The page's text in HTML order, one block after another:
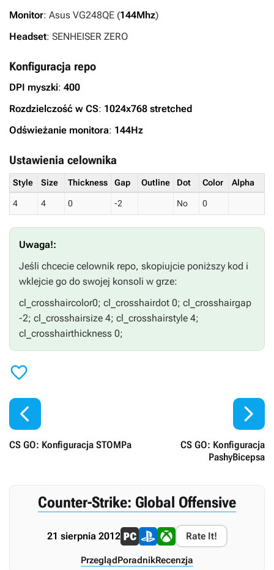
Monitor: Asus VG248QE (144Mhz)
Headset: SENHEISER ZERO
Konfiguracja repo
DPI myszki: 400
Rozdzielczość w CS: 1024x768 stretched
Odświeżanie monitora: 144Hz
Ustawienia celownika
Style Size Thickness Gap Outline Dot Color Alpha
4 4 0 -2 No 0
Uwaga!:
Jeśli chcecie celownik repo, skopiujcie poniższy kod i
wklejcie go do swojej konsoli w grze:
cl_crosshaircolor0; cl_crosshairdot 0; cl_crosshairgap
-2; cl_crosshairsize 4; cl_crosshairstyle 4;
cl_crosshairthickness 0;


CS GO: Konfiguracja STOMPa
CS GO: Konfiguracja
PashyBicepsa

Counter-Strike: Global Offensive
21 sierpnia 2012 Rate It!
PrzeglądPoradnikRecenzja